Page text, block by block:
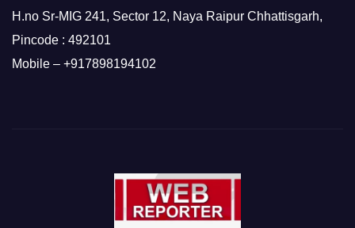
H.no Sr-MIG 241, Sector 12, Naya Raipur Chhattisgarh,
Pincode : 492101
Mobile – +917898194102